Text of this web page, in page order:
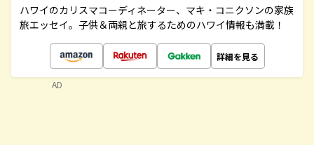
ハワイのカリスマコーディネーター、マキ・コニクソンの家族
旅エッセイ。子供＆両親と旅するためのハワイ情報も満載！
詳細を見る
AD